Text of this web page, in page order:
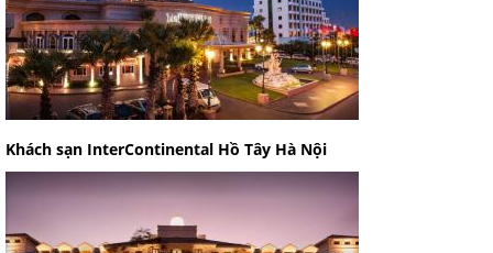
Khách sạn InterContinental Hồ Tây Hà Nội